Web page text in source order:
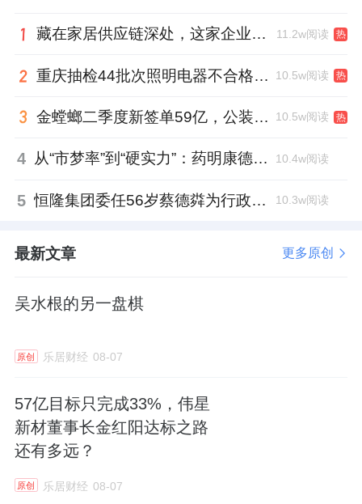
藏在家居供应链深处，这家企业正在悄悄转型 11.2w阅读 热
重庆抽检44批次照明电器不合格，木林森全资子公司被点名 10.5w阅读 热
金螳螂二季度新签单59亿，公装业务贡献逾八成 10.5w阅读 热
4 从“市梦率”到“硬实力”：药明康德如何用业绩填平2021年估值鸿沟？ 10.4w阅读
5 恒隆集团委任56岁蔡德粦为行政总裁、年薪2052万港元，曾任星巴克中国CEO 10.3w阅读
最新文章 更多原创
吴水根的另一盘棋
原创 乐居财经 08-07
57亿目标只完成33%，伟星
新材董事长金红阳达标之路
还有多远？
原创 乐居财经 08-07